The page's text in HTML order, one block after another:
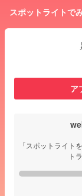
スポットライトで
ア
「スポットライト
ト